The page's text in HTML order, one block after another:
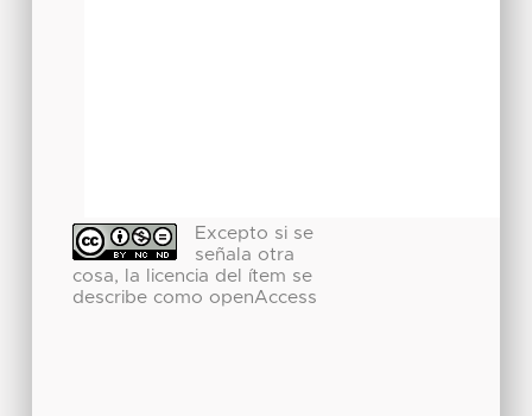
Excepto si se
señala otra
cosa, la licencia del ítem se
describe como openAccess